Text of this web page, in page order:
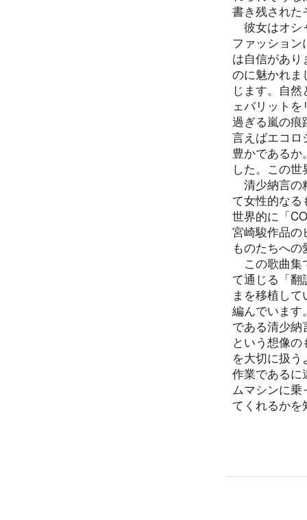
書き残された
彼女はオシ
ファッショ
は自信があ
のに魅かれま
じます。自
ェバリット
過ぎる嵐の痕
言えばエコロ
豊かである
した。この
清少納言の
て女性的な
世界的に「
宮崎駿作品の
ものたちへ
この歌曲集
て通じる「
まを移植し
編んでいます
である清少
という想像
を大切に扱
作業であるに
ムマシンに
てくれるかを